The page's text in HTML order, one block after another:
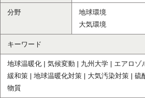
分野
地球環境
大気環境
キーワード
地球温暖化 | 気候変動 | 九州大学 | エアロゾ
緩和策 | 地球温暖化対策 | 大気汚染対策 | 硫
物質